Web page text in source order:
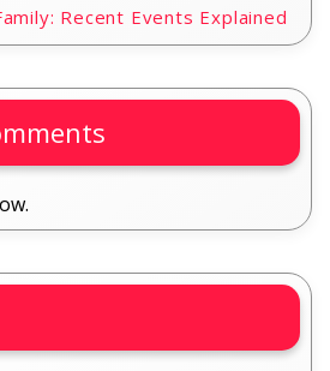
Recent Events Explained